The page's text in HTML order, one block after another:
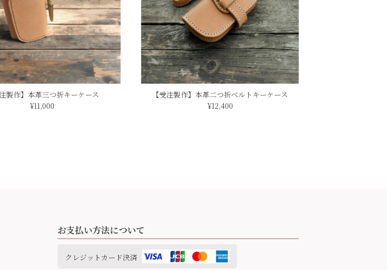
ョ ケース他 全種類機種対応
ありがとうございました！
ありがとうございました。 アウトレットですが製品と変わりません。 ぜひ長くお供に。
注製作】本革三つ折キーケース
¥11,000
【受注製作】本革二つ折ベルトキーケース
¥12,400
お支払い方法について
クレジットカード決済